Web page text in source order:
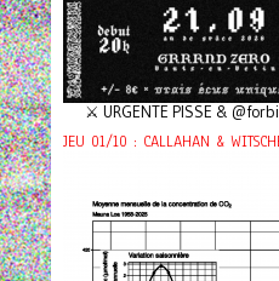
⚔️ URGENTE PISSE &
JEU 01/10 : CALLAHAN &